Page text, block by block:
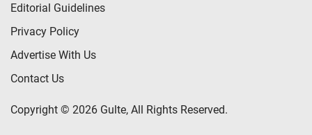
Editorial Guidelines
Privacy Policy
Advertise With Us
Contact Us
Copyright © 2026 Gulte, All Rights Reserved.